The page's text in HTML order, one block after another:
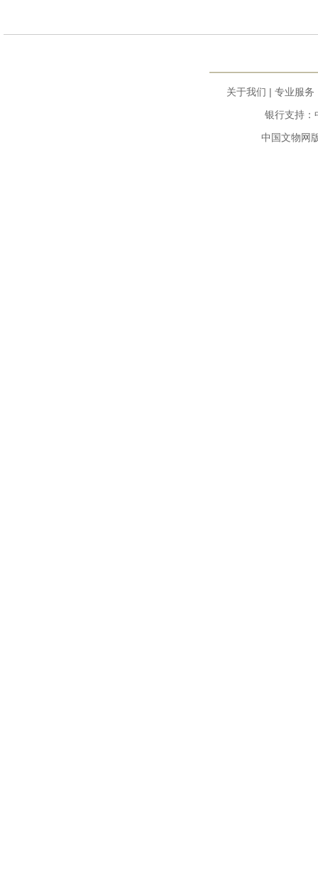
关于我们 | 专业服务
银行支持：
中国文物网